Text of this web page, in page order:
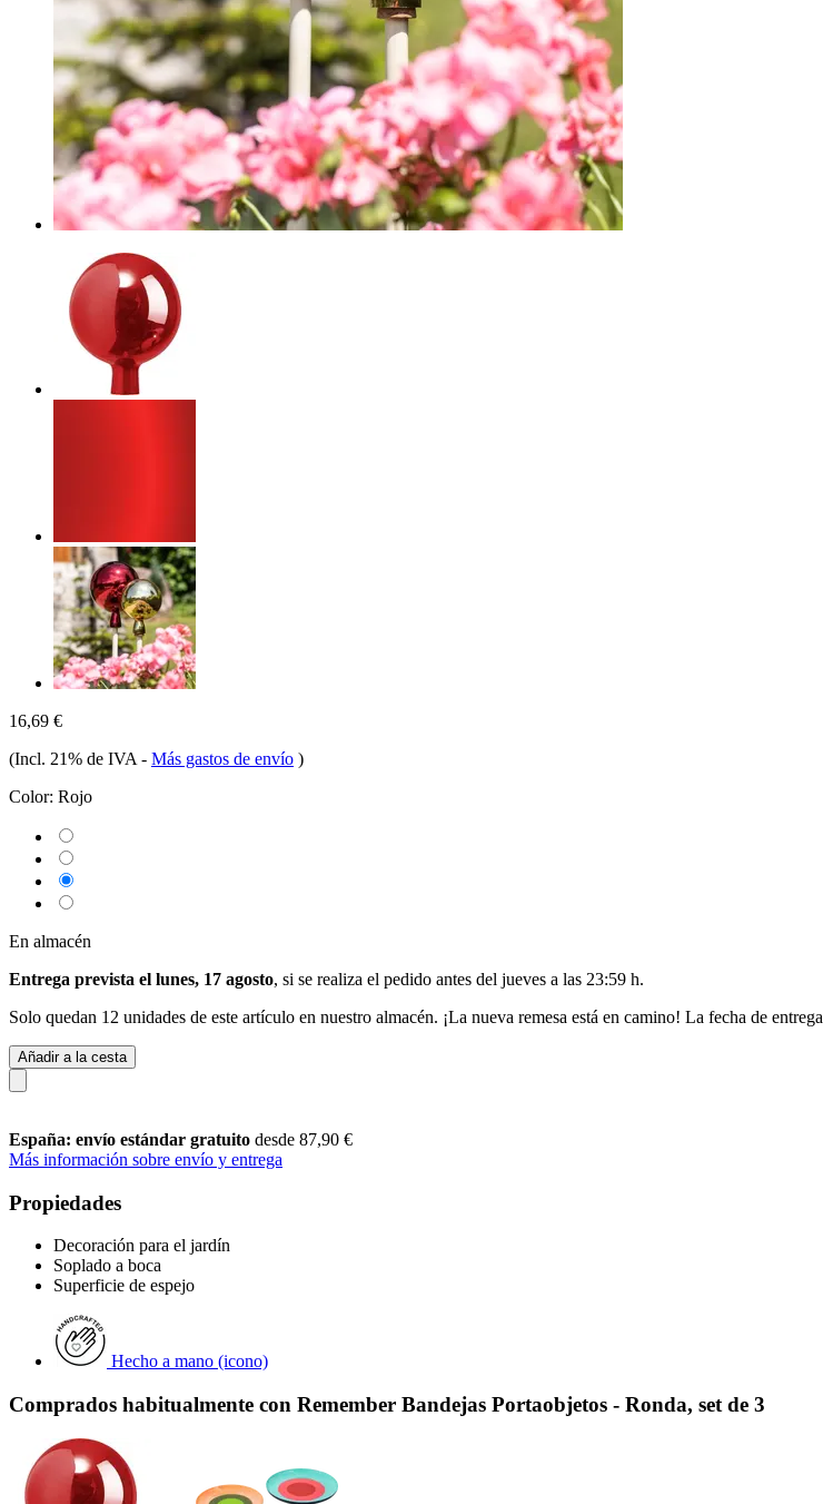
16,69 €
(Incl. 21% de IVA - Más gastos de envío )
Color: Rojo
En almacén
Entrega prevista el lunes, 17 agosto, si se realiza el pedido antes del jueves a las 23:59 h.
Solo quedan 12 unidades de este artículo en nuestro almacén. ¡La nueva remesa está en camino! La fecha de
Añadir a la cesta
España: envío estándar gratuito desde 87,90 €
Más información sobre envío y entrega
Propiedades
Decoración para el jardín
Soplado a boca
Superficie de espejo
Hecho a mano (icono)
Comprados habitualmente con Remember Bandejas Portaobjetos - Ronda, set de 3